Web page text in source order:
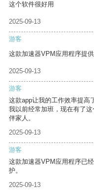
这个软件很好用
2025-09-13
游客
这款加速器VPM应用程序提
2025-09-13
游客
这款app让我的工作效率提高
我以前经常加班，现在有了
伴家人。
2025-09-13
游客
这款加速器VPM应用程序已
护。
2025-09-13